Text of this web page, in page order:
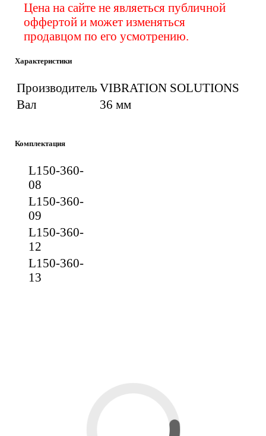
Цена на сайте не являеться публичной
оффертой и может изменяться
продавцом по его усмотрению.
Характеристики
Производитель VIBRATION SOLUTIONS
Вал
36 мм
Комплектация
L150-360-
08
L150-360-
09
L150-360-
12
L150-360-
13